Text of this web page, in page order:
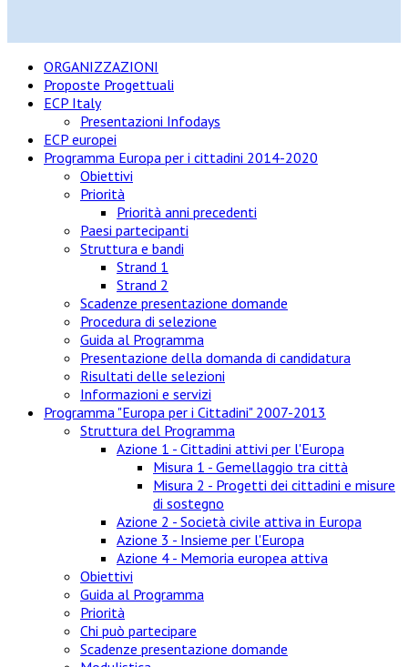
ORGANIZZAZIONI
Proposte Progettuali
ECP Italy
Presentazioni Infodays
ECP europei
Programma Europa per i cittadini 2014-2020
Obiettivi
Priorità
Priorità anni precedenti
Paesi partecipanti
Struttura e bandi
Strand 1
Strand 2
Scadenze presentazione domande
Procedura di selezione
Guida al Programma
Presentazione della domanda di candidatura
Risultati delle selezioni
Informazioni e servizi
Programma "Europa per i Cittadini" 2007-2013
Struttura del Programma
Azione 1 - Cittadini attivi per l'Europa
Misura 1 - Gemellaggio tra città
Misura 2 - Progetti dei cittadini e misure
di sostegno
Azione 2 - Società civile attiva in Europa
Azione 3 - Insieme per l'Europa
Azione 4 - Memoria europea attiva
Obiettivi
Guida al Programma
Priorità
Chi può partecipare
Scadenze presentazione domande